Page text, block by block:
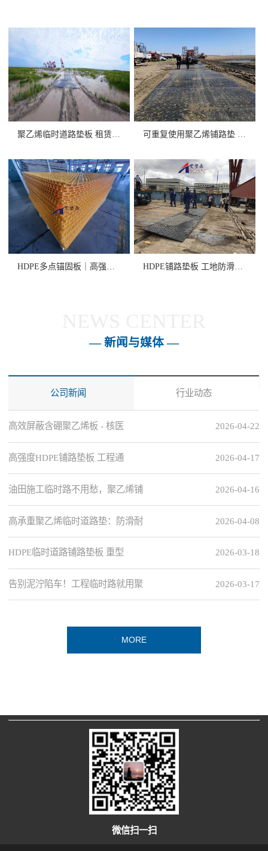
聚乙烯临时道路垫板 租赁/销售 可重复使用聚乙烯铺路垫 高承重
— 新闻与媒体 —
公司新闻 行业动态
2026-04-22
高效屏蔽含硼聚乙烯板 - 核医
2026-04-17
高强度HDPE铺路垫板 工程通
2026-04-16
油田施工临时路不用愁，聚乙烯铺
2026-04-08
高承重聚乙烯临时道路垫：防滑耐
2026-03-18
HDPE临时道路铺路垫板 重型
2026-03-17
告别泥泞陷车！工程临时路就用聚
MORE
微信扫一扫